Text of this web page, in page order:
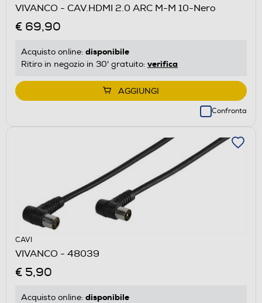
VIVANCO - CAV.HDMI 2.0 ARC M-M 10-Nero
€ 69,90
Acquisto online: disponibile
Ritiro in negozio in 30' gratuito: verifica
AGGIUNGI
Confronta
CAVI
VIVANCO - 48039
€ 5,90
Acquisto online: disponibile